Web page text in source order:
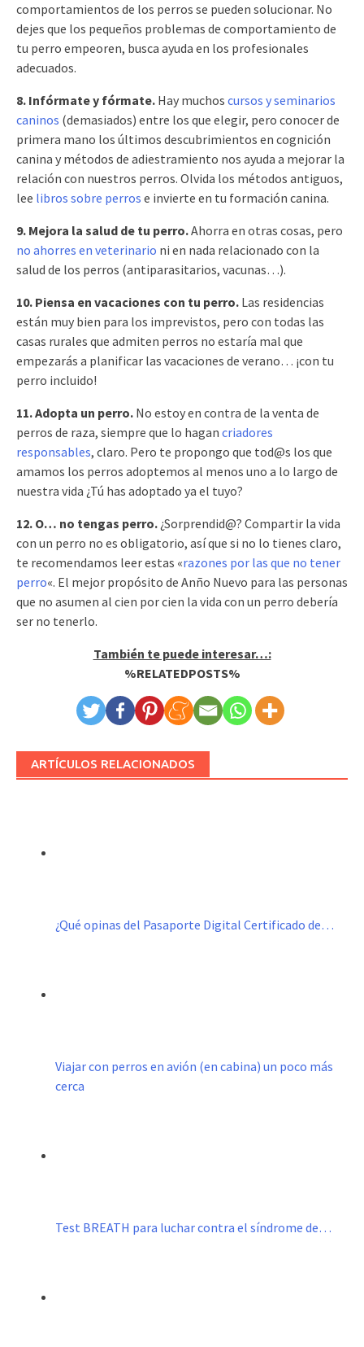
comportamientos de los perros se pueden solucionar. No
dejes que los pequeños problemas de comportamiento de
tu perro empeoren, busca ayuda en los profesionales
adecuados.
8. Infórmate y fórmate. Hay muchos cursos y seminarios
caninos (demasiados) entre los que elegir, pero conocer de
primera mano los últimos descubrimientos en cognición
canina y métodos de adiestramiento nos ayuda a mejorar la
relación con nuestros perros. Olvida los métodos antiguos,
lee libros sobre perros e invierte en tu formación canina.
9. Mejora la salud de tu perro.Ahorra en otras cosas, pero
no ahorres en veterinario ni en nada relacionado con la
salud de los perros (antiparasitarios, vacunas…).
10. Piensa en vacaciones con tu perro. Las residencias
están muy bien para los imprevistos, pero con todas las
casas rurales que admiten perros no estaría mal que
empezarás a planificar las vacaciones de verano… ¡con tu
perro incluido!
11. Adopta un perro. No estoy en contra de la venta de
perros de raza, siempre que lo hagan criadores
responsables, claro. Pero te propongo que tod@s los que
amamos los perros adoptemos al menos uno a lo largo de
nuestra vida ¿Tú has adoptado ya el tuyo?
12. O… no tengas perro. ¿Sorprendid@? Compartir la vida
con un perro no es obligatorio, así que si no lo tienes claro,
te recomendamos leer estas «razones por las que no tener
perro«. El mejor propósito de Anño Nuevo para las personas
que no asumen al cien por cien la vida con un perro debería
ser no tenerlo.
También te puede interesar…:
%RELATEDPOSTS%
ARTÍCULOS RELACIONADOS
¿Qué opinas del Pasaporte Digital Certificado de…
Viajar con perros en avión (en cabina) un poco más
cerca
Test BREATH para luchar contra el síndrome de…